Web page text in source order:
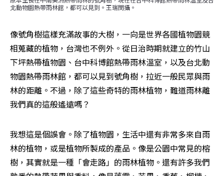
北動物園熱帶雨林館，都可以見到。王瑞閔攝。
像號角樹這樣充滿故事的大樹，一向是世界各國植物園競
相蒐藏的植物，台灣也不例外。從日治時期就建立的竹山
下坪熱帶植物園、台中科博館熱帶雨林溫室，以及台北動
物園熱帶雨林館，都可以見到號角樹，拉近一般民眾與雨
林的距離。不過，除了這些奇特的雨林植物，難道雨林離
我們真的這般遙遠嗎？
我想這是個誤會。除了植物園，生活中還有非常多來自雨
林的植物，或是植物所製成的產品。像是公園中常見的榕
樹，其實就是一種「會走路」的雨林植物。還有許多我們